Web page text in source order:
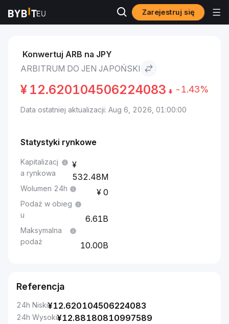
Zarejestruj się
Rynki Cena Arbitrum ARB Arbitrum to Jen japoński
Konwertuj ARB na JPY
ARBITRUM DO JEN JAPOŃSKI
¥ 12.620104506224083 -1.43%
Data ostatniej aktualizacji: Aug 6, 2026, 01:00:00
Statystyki rynkowe
Kapitalizacj
a rynkowa
532.48M
Wolumen 24h 0
Podaż w obieg
u
6.61B
Maksymalna
podaż
10.00B
Referencja
24h Niski¥12.620104506224083
24h Wysoki¥12.88180810997589